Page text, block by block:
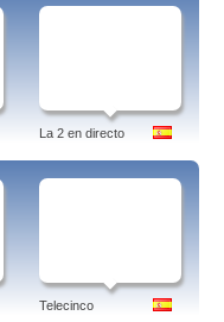
La 2 en directo
Telecinco